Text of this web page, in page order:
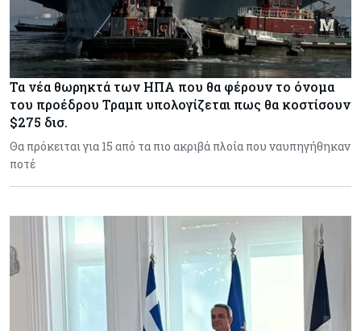
Τα νέα θωρηκτά των ΗΠΑ που θα φέρουν το όνομα
του προέδρου Τραμπ υπολογίζεται πως θα κοστίσουν
$275 δισ.
Θα πρόκειται για 15 από τα πιο ακριβά πλοία που ναυπηγήθηκαν
ποτέ